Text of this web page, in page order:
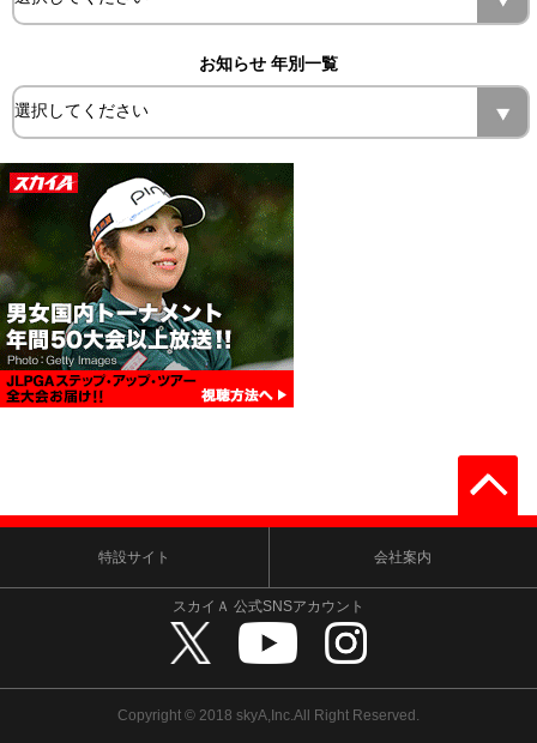
お知らせ 年別一覧
特設サイト 会社案内
スカイＡ 公式SNSアカウント
Copyright © 2018 skyA,Inc.All Right Reserved.